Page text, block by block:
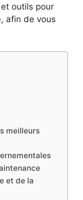
outils pour
afin de vous
meilleurs
et de la